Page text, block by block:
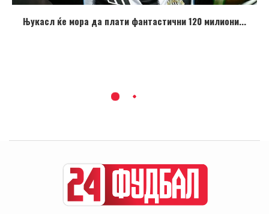
Њукасл ќе мора да плати фантастични 120 милиони...